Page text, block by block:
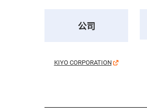
公司
KIYO CORPORATION